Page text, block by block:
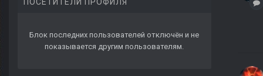
Блок последних пользователей отключён и не
показывается другим пользователям.